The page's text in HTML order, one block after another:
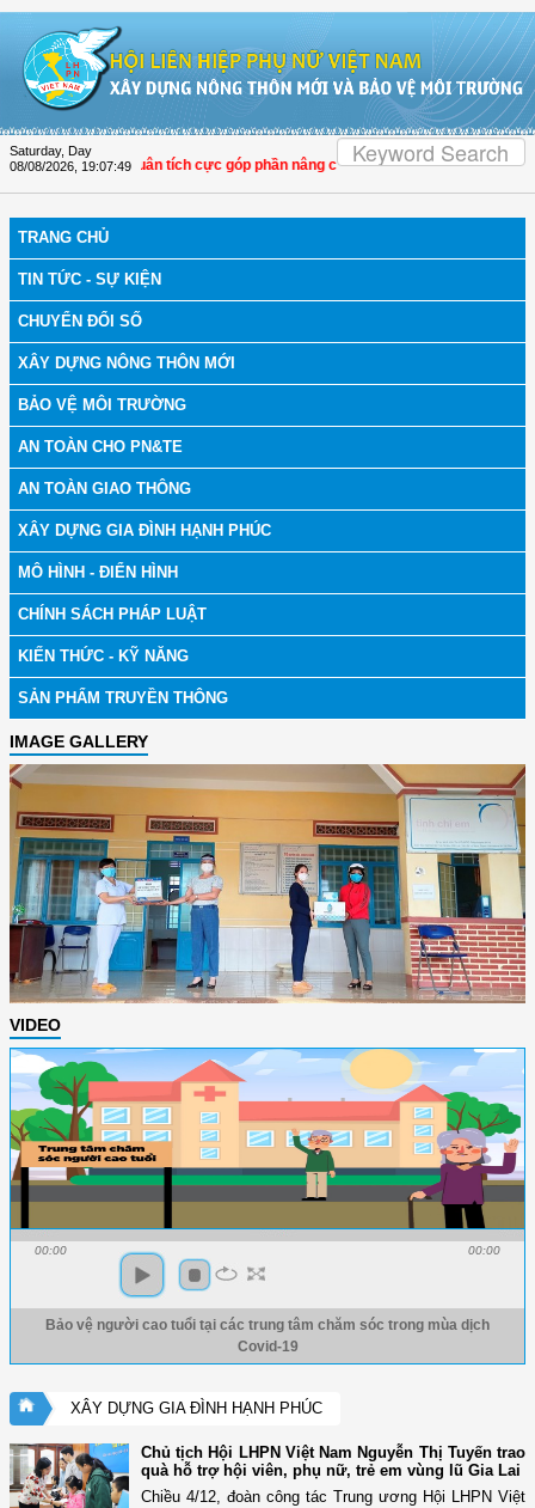
Saturday, Day
08/08/2026 19:07:50
Hội LHPN Thọ Xuân tích cực góp phần nâng cao tỷ lệ người dân tham gia bảo
TRANG CHỦ
TIN TỨC - SỰ KIỆN
CHUYỂN ĐỔI SỐ
XÂY DỰNG NÔNG THÔN MỚI
BẢO VỆ MÔI TRƯỜNG
AN TOÀN CHO PN&TE
AN TOÀN GIAO THÔNG
XÂY DỰNG GIA ĐÌNH HẠNH PHÚC
MÔ HÌNH - ĐIỂN HÌNH
CHÍNH SÁCH PHÁP LUẬT
KIẾN THỨC - KỸ NĂNG
SẢN PHẨM TRUYỀN THÔNG
IMAGE GALLERY
VIDEO
00:00 00:00
Bảo vệ người cao tuổi tại các trung tâm chăm sóc trong mùa dịch
Covid-19
XÂY DỰNG GIA ĐÌNH HẠNH PHÚC
Chủ tịch Hội LHPN Việt Nam Nguyễn Thị Tuyến trao
quà hỗ trợ hội viên, phụ nữ, trẻ em vùng lũ Gia Lai
Chiều 4/12, đoàn công tác Trung ương Hội LHPN Việt